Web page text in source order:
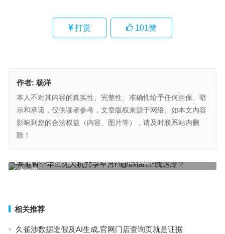
打赏 101赞
作者: 杨洋
本人不对其内容的真实性、完整性、准确性给予任何担保、暗
示和承诺，仅供读者参考，文章版权来源于网络。如本文内容
影响到您的合法权益（内容、图片等），请及时联系站内删
除！
上一篇
香港首个本土无人机共享平台FlightMart上线遇冷？
达实智能2025半年报：短期承压长期蓄势 产品力与全球布局成潜力
增长点
相关推荐
久雀涉数据造假及AI生成,官网门店查询页就是证据